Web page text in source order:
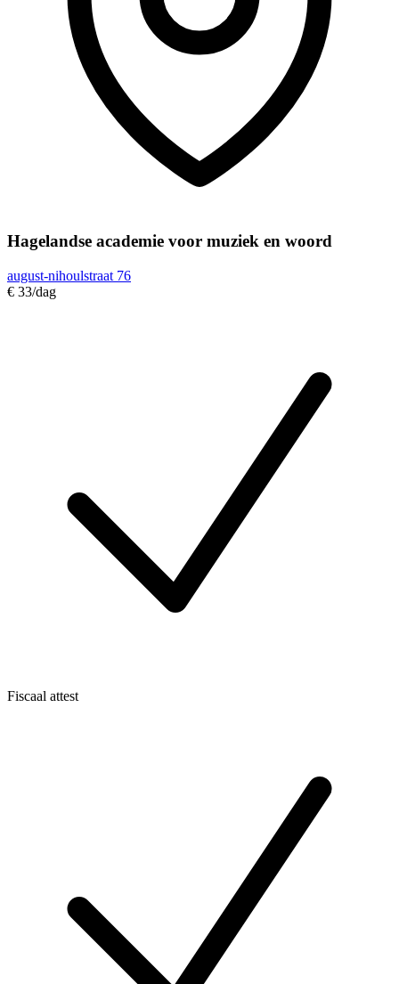
Hagelandse academie voor muziek en woord
august-nihoulstraat 76
€ 33/dag
Fiscaal attest